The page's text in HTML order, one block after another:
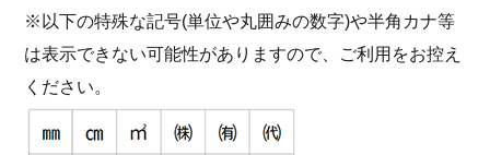
※以下の特殊な記号(単位や丸囲みの数字)や半角カナ等
は表示できない可能性がありますので、ご利用をお控え
ください。